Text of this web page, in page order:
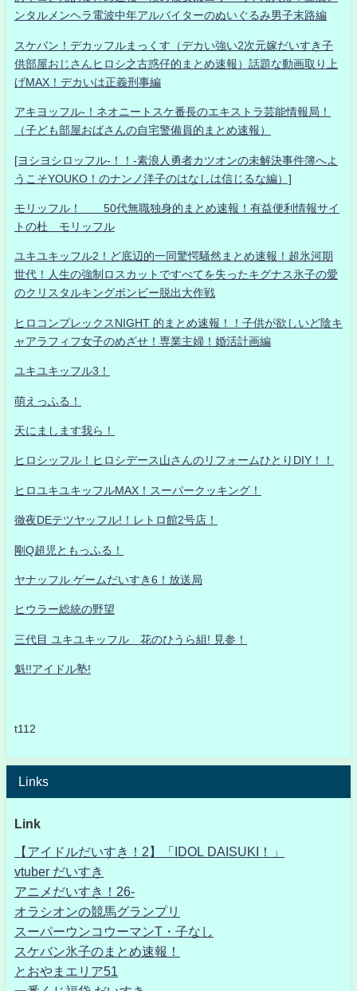
ンタルメンヘラ電波中年アルバイターのぬいぐるみ男子末路編
スケバン！デカッフルまっくす（デカい強い2次元嫁だいすき子
供部屋おじさんヒロシ之古惑仔的まとめ速報）話題な動画取り上
げMAX！デカいは正義刑事編
アキヨッフル-！ネオニートスケ番長のエキストラ芸能情報局！
（子ども部屋おばさんの自宅警備員的まとめ速報）
[ヨシヨシロッフル-！！-素浪人勇者カツオンの未解決事件簿へよ
うこそYOUKO！のナンノ洋子のはなしは信じるな編）]
モリッフル！ 50代無職独身的まとめ速報！有益便利情報サイ
トの杜 モリッフル
ユキユキッフル2！ど底辺的一同驚愕騒然まとめ速報！超氷河期
世代！人生の強制ロスカットですべてを失ったキグナス氷子の愛
のクリスタルキングボンビー脱出大作戦
ヒロコンプレックスNIGHT 的まとめ速報！！子供が欲しいど陰キ
ャアラフィフ女子のめざせ！専業主婦！婚活計画編
ユキユキッフル3！
萌えっふる！
天にまします我ら！
ヒロシッフル！ヒロシデース山さんのリフォームひとりDIY！！
ヒロユキユキッフルMAX！スーパークッキング！
徹夜DEテツヤッフル!！レトロ館2号店！
剛Q超児ともっふる！
ヤナッフル ゲームだいすき6！放送局
ヒウラー総統の野望
三代目 ユキユキッフル 花のひうら組! 見参！
魁!!アイドル塾!
t112
Links
Link
【アイドルだいすき！2】「IDOL DAISUKI！」
vtuber だいすき
アニメだいすき！26-
オラシオンの競馬グランプリ
スーパーウンコウーマンT・子なし
スケバン氷子のまとめ速報！
とおやまエリア51